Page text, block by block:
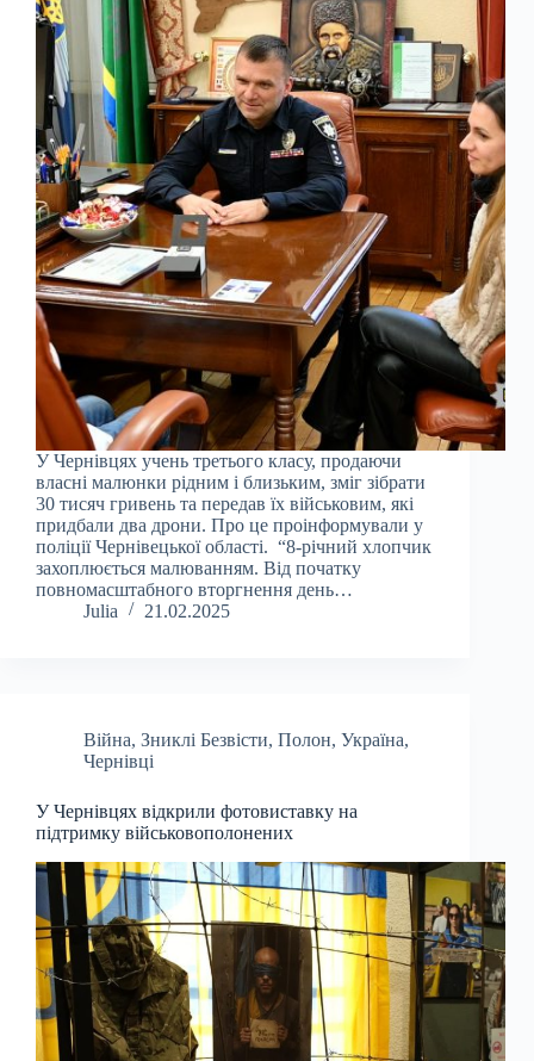
У Чернівцях учень третього класу, продаючи
власні малюнки рідним і близьким, зміг зібрати
30 тисяч гривень та передав їх військовим, які
придбали два дрони. Про це проінформували у
поліції Чернівецької області. “8-річний хлопчик
захоплюється малюванням. Від початку
повномасштабного вторгнення день…
Julia
21.02.2025
Війна, Зниклі Безвісти, Полон, Україна,
Чернівці
У Чернівцях відкрили фотовиставку на
підтримку військовополонених